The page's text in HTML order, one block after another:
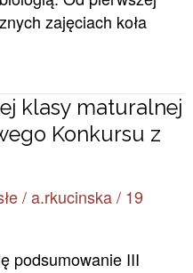
zajęciach koła
klasy maturalnej
Konkursu z
/a.rkucinska/ 19
podsumowanie III